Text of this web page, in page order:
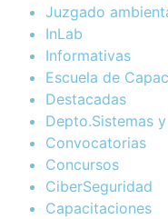
Juzgado
InLab
Informativas
Escuela de
Destacadas
Depto.Sistemas
Convocatorias
Concursos
CiberSeguridad
Capacitaciones